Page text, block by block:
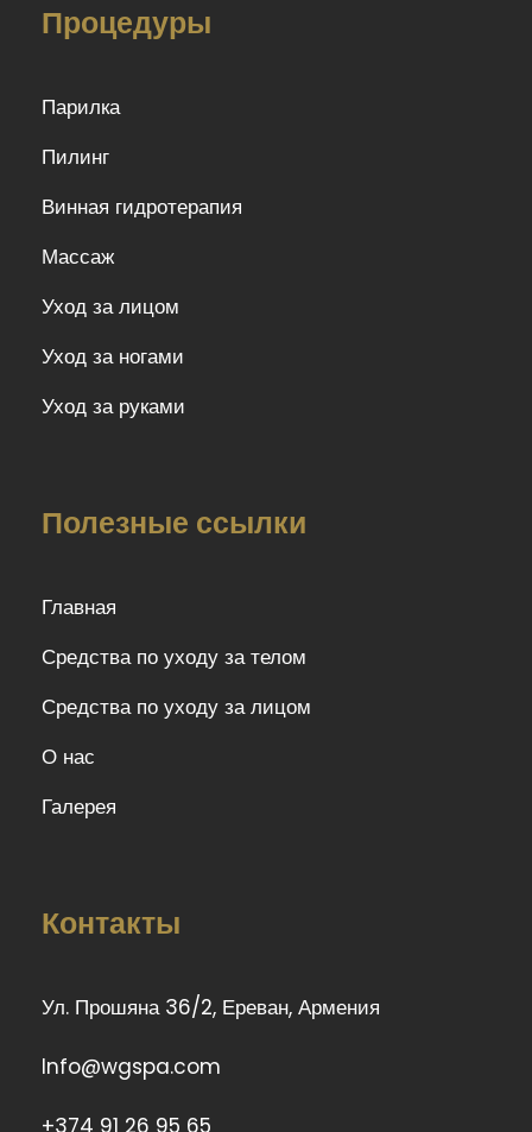
Процедуры
Парилка
Пилинг
Винная гидротерапия
Массаж
Уход за лицом
Уход за ногами
Уход за руками
Полезные ссылки
Главная
Средства по уходу за телом
Средства по уходу за лицом
О нас
Галерея
Контакты
Ул. Прошяна 36/2, Ереван, Армения
Info@wgspa.com
+374 91 26 95 65